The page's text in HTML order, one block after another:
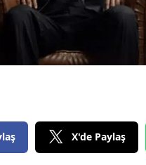
Denizli
Diyarbakır
Edirne
Erzincan
Erzurum
X'de Paylaş